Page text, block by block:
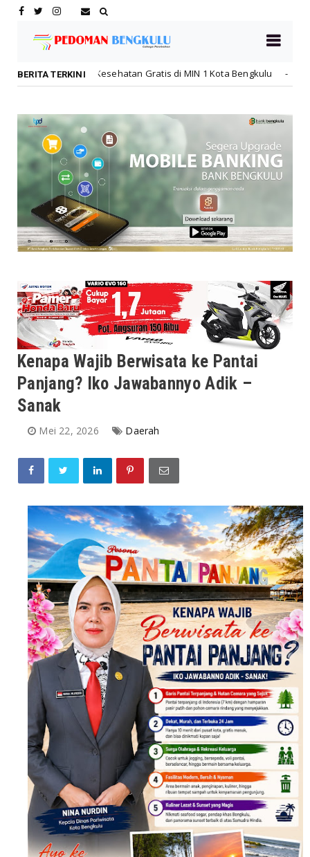
BERITA TERKINI
Gratis di MIN 1 Kota Bengkulu honda Lebih Pasti dengan
Kenapa Wajib Berwisata ke Pantai
Panjang? Iko Jawabannyo Adik –
Sanak
Mei 22, 2026 Daerah